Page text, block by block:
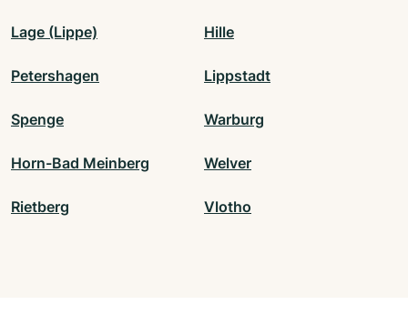
Lage (Lippe) Hille
Petershagen Lippstadt
Spenge Warburg
Horn-Bad Meinberg Welver
Rietberg Vlotho